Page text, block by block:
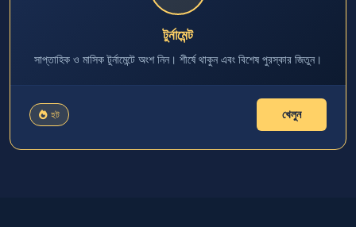
টুর্নামেন্ট
সাপ্তাহিক ও মাসিক টুর্নামেন্টে অংশ নিন। শীর্ষে থাকুন এবং বিশেষ পুরস্কার জিতুন।
হট খেলুন